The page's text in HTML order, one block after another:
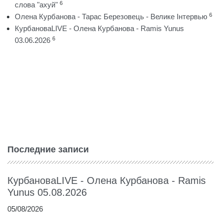
слова "ахуй" 6
Олена Курбанова - Тарас Березовець - Велике Інтервью 6
КурбановаLIVE - Олена Курбанова - Ramis Yunus
03.06.2026 6
Последние записи
КурбановаLIVE - Олена Курбанова - Ramis
Yunus 05.08.2026
05/08/2026